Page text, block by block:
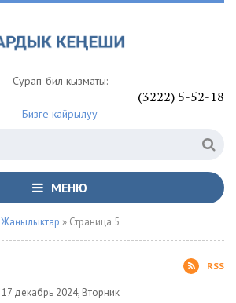
Сурап-билүү кызматы:
(3222) 5-52-18
Бизге кайрылуу
МЕНЮ
Жаңылыктар » Страница 5
RSS
17 декабрь 2024, Вторник